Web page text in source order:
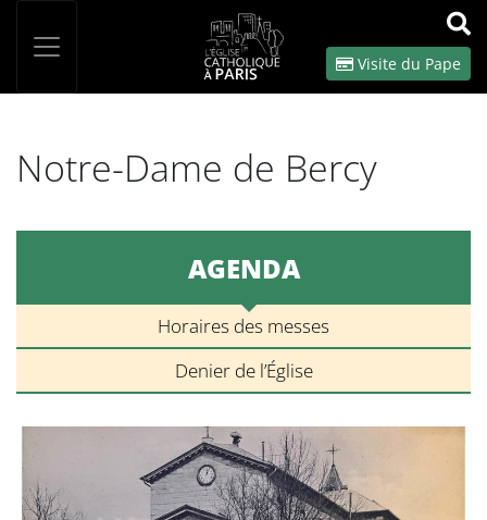
OK
Visite du Pape
Notre-Dame de Bercy
AGENDA
Horaires des messes
Denier de l’Église
Panneau de gestion des cookies